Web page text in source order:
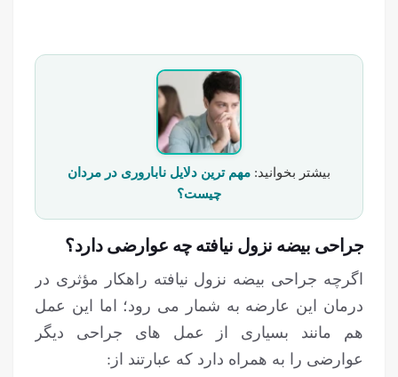
بیشتر بخوانید: مهم ترین دلایل ناباروری در مردان
چیست؟
جراحی بیضه نزول نیافته چه عوارضی دارد؟
اگرچه جراحی بیضه نزول نیافته راهکار مؤثری در
درمان این عارضه به شمار می رود؛ اما این عمل
هم مانند بسیاری از عمل های جراحی دیگر
عوارضی را به همراه دارد که عبارتند از: